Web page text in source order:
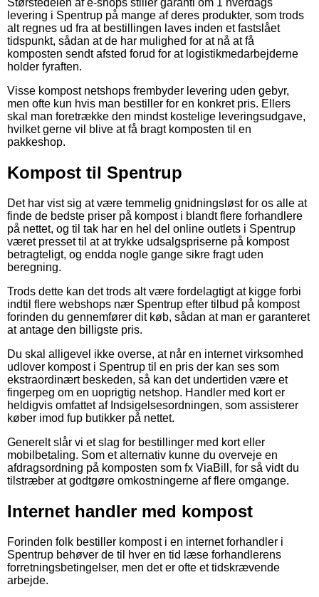
levering i Spentrup på mange af deres produkter, som trods
alt regnes ud fra at bestillingen laves inden et fastslået
tidspunkt, sådan at de har mulighed for at nå at få
komposten sendt afsted forud for at logistikmedarbejderne
holder fyraften.
Visse kompost netshops frembyder levering uden gebyr,
men ofte kun hvis man bestiller for en konkret pris. Ellers
skal man foretrække den mindst kostelige leveringsudgave,
hvilket gerne vil blive at få bragt komposten til en
pakkeshop.
Kompost til Spentrup
Det har vist sig at være temmelig gnidningsløst for os alle at
finde de bedste priser på kompost i blandt flere forhandlere
på nettet, og til tak har en hel del online outlets i Spentrup
været presset til at at trykke udsalgspriserne på kompost
betragteligt, og endda nogle gange sikre fragt uden
beregning.
Trods dette kan det trods alt være fordelagtigt at kigge forbi
indtil flere webshops nær Spentrup efter tilbud på kompost
forinden du gennemfører dit køb, sådan at man er garanteret
at antage den billigste pris.
Du skal alligevel ikke overse, at når en internet virksomhed
udlover kompost i Spentrup til en pris der kan ses som
ekstraordinært beskeden, så kan det undertiden være et
fingerpeg om en uoprigtig netshop. Handler med kort er
heldigvis omfattet af Indsigelsesordningen, som assisterer
køber imod fup butikker på nettet.
Generelt slår vi et slag for bestillinger med kort eller
mobilbetaling. Som et alternativ kunne du overveje en
afdragsordning på komposten som fx ViaBill, for så vidt du
tilstræber at godtgøre omkostningerne af flere omgange.
Internet handler med kompost
Forinden folk bestiller kompost i en internet forhandler i
Spentrup behøver de til hver en tid læse forhandlerens
forretningsbetingelser, men det er ofte et tidskrævende
arbejde.